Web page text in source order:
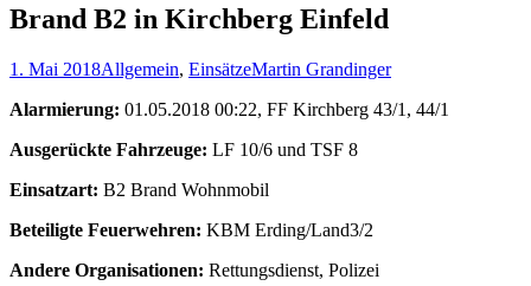
Brand B2 in Kirchberg Einfeld
1. Mai 2018Allgemein, EinsätzeMartin Grandinger
Alarmierung: 01.05.2018 00:22, FF Kirchberg 43/1, 44/1
Ausgerückte Fahrzeuge: LF 10/6 und TSF 8
Einsatzart: B2 Brand Wohnmobil
Beteiligte Feuerwehren: KBM Erding/Land3/2
Andere Organisationen: Rettungsdienst, Polizei